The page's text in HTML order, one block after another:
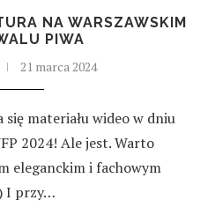
NA WARSZAWSKIM
PIWA
21 marca 2024
materiału wideo w dniu
2024! Ale jest. Warto
eleganckim i fachowym
I przy…